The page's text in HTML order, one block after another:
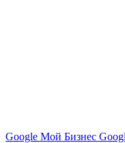
Google Мой Бизнес